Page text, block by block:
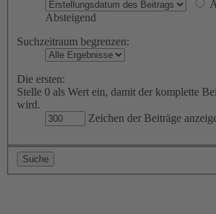
Absteigend
Suchzeitraum begrenzen:
Die ersten:
Stelle 0 als Wert ein, damit der komplette
wird.
Zeichen der Beiträge